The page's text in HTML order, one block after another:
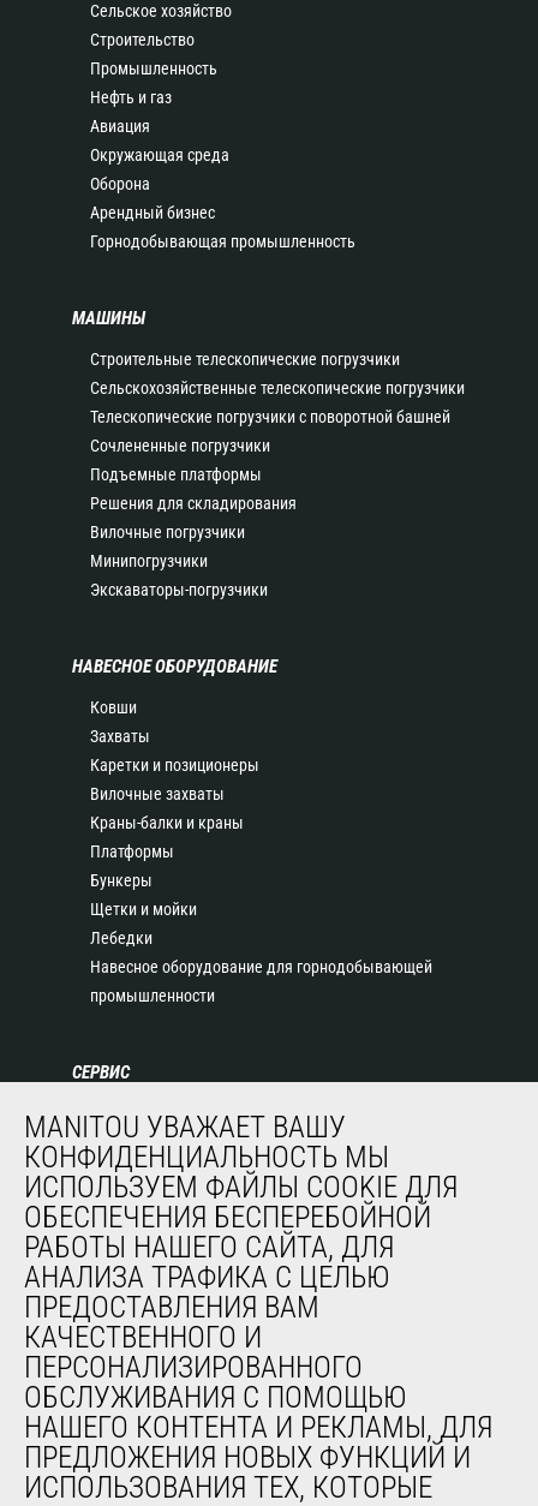
Сельское хозяйство
Строительство
Промышленность
Нефть и газ
Авиация
Окружающая среда
Оборона
Арендный бизнес
Горнодобывающая промышленность
МАШИНЫ
Строительные телескопические погрузчики
Сельскохозяйственные телескопические погрузчики
Телескопические погрузчики с поворотной башней
Сочлененные погрузчики
Подъемные платформы
Решения для складирования
Вилочные погрузчики
Минипогрузчики
Экскаваторы-погрузчики
НАВЕСНОЕ ОБОРУДОВАНИЕ
Ковши
Захваты
Каретки и позиционеры
Вилочные захваты
Краны-балки и краны
Платформы
Бункеры
Щетки и мойки
Лебедки
Навесное оборудование для горнодобывающей
промышленности
СЕРВИС
Финансирование
Продленная гарантия
Контракты на техническое обслуживание
Запасные части
Система удаленного мониторинга
Программное обеспечение для диагностики и
обслуживания
Обучение
Подержанное оборудование
О НАС
Компания
Контакты
MANITOU УВАЖАЕТ ВАШУ
КОНФИДЕНЦИАЛЬНОСТЬ МЫ
ИСПОЛЬЗУЕМ ФАЙЛЫ COOKIE ДЛЯ
ОБЕСПЕЧЕНИЯ БЕСПЕРЕБОЙНОЙ
РАБОТЫ НАШЕГО САЙТА, ДЛЯ
АНАЛИЗА ТРАФИКА С ЦЕЛЬЮ
ПРЕДОСТАВЛЕНИЯ ВАМ
КАЧЕСТВЕННОГО И
ПЕРСОНАЛИЗИРОВАННОГО
ОБСЛУЖИВАНИЯ С ПОМОЩЬЮ
НАШЕГО КОНТЕНТА И РЕКЛАМЫ, ДЛЯ
ПРЕДЛОЖЕНИЯ НОВЫХ ФУНКЦИЙ И
ИСПОЛЬЗОВАНИЯ ТЕХ, КОТОРЫЕ